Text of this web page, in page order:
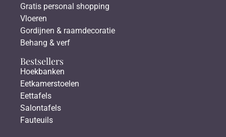
Gratis personal shopping
Vloeren
Gordijnen & raamdecoratie
Behang & verf
Bestsellers
Hoekbanken
Eetkamerstoelen
Eettafels
Salontafels
Fauteuils